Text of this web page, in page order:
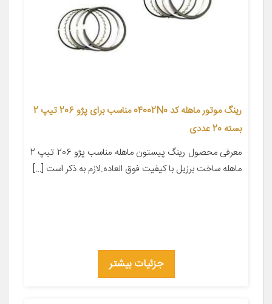
رینگ موتور ماهله کد 04002N0 مناسب برای پژو 206 تیپ 2
بسته 20 عددی
معرفی محصول رینگ پیستون ماهله مناسب پژو 206 تیپ 2
ماهله ساخت برزیل با کیفیت فوق العاده.لازم به ذکر است […]
جزئیات بیشتر